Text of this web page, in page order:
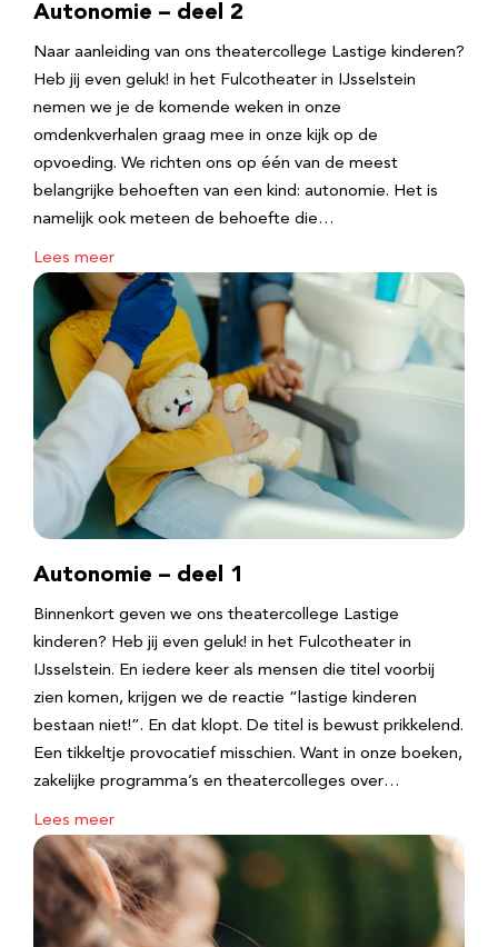
Autonomie – deel 2
Naar aanleiding van ons theatercollege Lastige kinderen?
Heb jij even geluk! in het Fulcotheater in IJsselstein
nemen we je de komende weken in onze
omdenkverhalen graag mee in onze kijk op de
opvoeding. We richten ons op één van de meest
belangrijke behoeften van een kind: autonomie. Het is
namelijk ook meteen de behoefte die…
Lees meer
Autonomie – deel 1
Binnenkort geven we ons theatercollege Lastige
kinderen? Heb jij even geluk! in het Fulcotheater in
IJsselstein. En iedere keer als mensen die titel voorbij
zien komen, krijgen we de reactie “lastige kinderen
bestaan niet!”. En dat klopt. De titel is bewust prikkelend.
Een tikkeltje provocatief misschien. Want in onze boeken,
zakelijke programma’s en theatercolleges over…
Lees meer